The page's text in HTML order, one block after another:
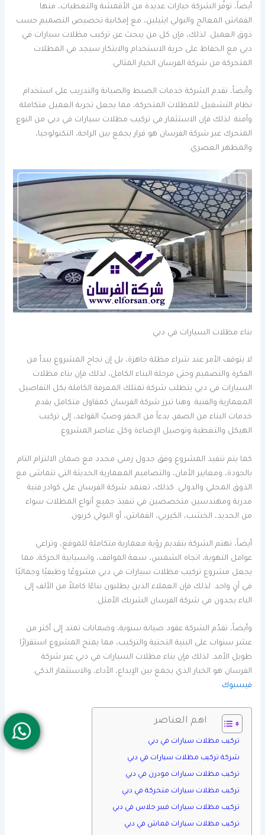
أيضاً، توفّر الشركة خيارات عديدة من الأقمشة والتغطيات، منها
القماش المعالج والبولي ايثيلين، مع إمكانية تخصيص التصميم حسب
ذوق العميل. لذلك، فإن كل من يبحث عن تركيب مظلات سيارات في
دبي مع الحفاظ على حرية الاستخدام والابتكار سيجد في المظلات
المتحركة من شركة الفرسان الخيار المثالي.
وأيضاً، تقدم الشركة خدمات الضبط والصيانة والتدريب على استخدام
نظام التشغيل للمظلات المتحركة، مما يجعل تجربة العميل متكاملة
وآمنة. لذلك فإن الاستثمار في تركيب مظلات سيارات في دبي من النوع
المتحرك عبر شركة الفرسان هو قرار يجمع بين الراحة، التكنولوجيا،
والمظهر العصري.
بناء مظلات السيارات في دبي
لا يتوقف الأمر عند شراء مظلة جاهزة، بل إن نجاح المشروع يبدأ من
الفكرة والتصميم وحتى مرحلة البناء الكامل، لذلك فإن بناء مظلات
السيارات في دبي يتطلب شركة تمتلك المعرفة الكاملة بكل التفاصيل
المعمارية والفنية. وهنا تبرز شركة الفرسان كمقاول متكامل يقدم
خدمات البناء من الصفر، بدءاً من الحفر وصبّ القواعد، إلى تركيب
الهيكل والتغطية وتوصيل الإضاءة وكل عناصر المشروع.
كما يتم تنفيذ المشروع وفق جدول زمني محدد مع ضمان الالتزام التام
بالجودة، ومعايير الأمان، والتصاميم المعمارية الحديثة التي تتماشى مع
الذوق المحلي والدولي. كذلك، تعتمد شركة الفرسان على كوادر فنية
مدربة ومهندسين متخصصين في تنفيذ جميع أنواع المظلات سواء
من الحديد، الخشب، الكيربي، القماش، أو البولي كربون.
أيضاً، تهتم الشركة بتقديم رؤية معمارية متكاملة للموقع، وتراعي
عوامل التهوية، اتجاه الشمس، سعة المواقف، وانسيابية الحركة، مما
يجعل مشروع تركيب مظلات سيارات في دبي مشروعًا وظيفيًا وجماليًا
في آنٍ واحد. لذلك فإن العملاء الذين يطلبون بناءًا كاملاً من الألف إلى
الياء يجدون في شركة الفرسان الشريك الأمثل.
وأيضاً، تقدّم الشركة عقود صيانة سنوية، وضمانات تمتد إلى أكثر من
عشر سنوات على البنية التحتية والتركيب، مما يمنح المشروع استقرارًا
طويل الأمد. لذلك فإن بناء مظلات السيارات في دبي عبر شركة
الفرسان هو الخيار الذي يجمع بين الإبداع، الأداء، والاستثمار الذكي.
فيسبوك
اهم العناصر
تركيب مظلات سيارات في دبي
شركة تركيب مظلات سيارات في دبي
تركيب مظلات سيارات مودرن في دبي
تركيب مظلات سيارات متحركة في دبي
تركيب مظلات سيارات فيبر جلاس في دبي
تركيب مظلات سيارات قماش في دبي